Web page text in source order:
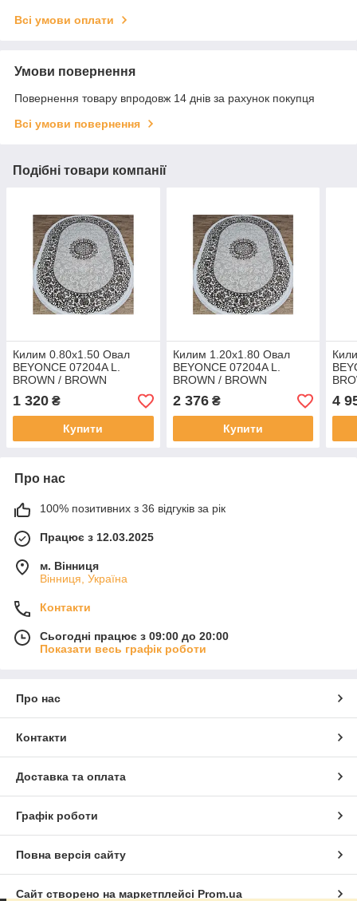
Всі умови оплати
Умови повернення
Повернення товару впродовж 14 днів за рахунок покупця
Всі умови повернення
Подібні товари компанії
Килим 0.80х1.50 Овал
BEYONCE 07204A L.
BROWN / BROWN
1 320 ₴
Купити
Килим 1.20х1.80 Овал
BEYONCE 07204A L.
BROWN / BROWN
2 376₴
Купити
4
Про нас
100% позитивних з 36 відгуків за рік
Працює з 12.03.2025
м. Вінниця
Вінниця, Україна
Контакти
Сьогодні працює з 09:00 до 20:00
Показати весь графік роботи
Про нас
Контакти
Доставка та оплата
Графік роботи
Повна версія сайту
Сайт створено на маркетплейсі Prom.ua